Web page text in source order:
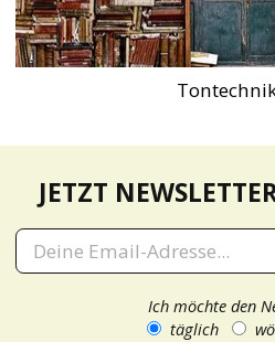
JETZT
Ich möchte den
täglich